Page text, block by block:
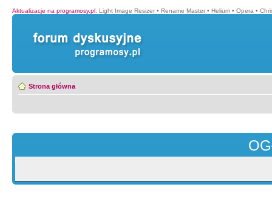
Aktualizacje na programosy.pl: Light Image Resizer • Rename Master • Helium • Opera •
Strona główna